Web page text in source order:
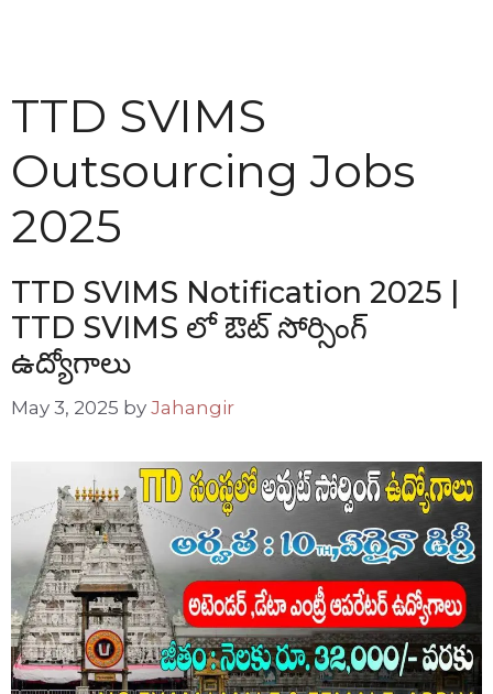
TTD SVIMS
Outsourcing Jobs
2025
TTD SVIMS Notification 2025 |
TTD SVIMS లో ఔట్ సోర్సింగ్
ఉద్యోగాలు
May 3, 2025 by Jahangir